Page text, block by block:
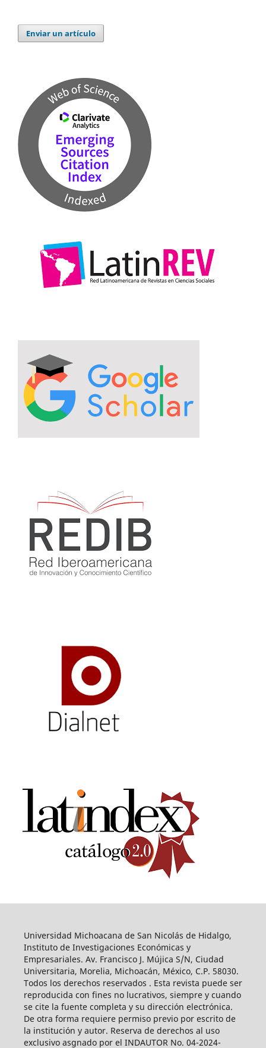
Enviar un artículo
Universidad Michoacana de San Nicolás de Hidalgo,
Instituto de Investigaciones Económicas y
Empresariales. Av. Francisco J. Mújica S/N, Ciudad
Universitaria, Morelia, Michoacán, México, C.P. 58030.
Todos los derechos reservados . Esta revista puede ser
reproducida con fines no lucrativos, siempre y cuando
se cite la fuente completa y su dirección electrónica.
De otra forma requiere permiso previo por escrito de
la institución y autor. Reserva de derechos al uso
exclusivo asgnado por el INDAUTOR No. 04-2024-